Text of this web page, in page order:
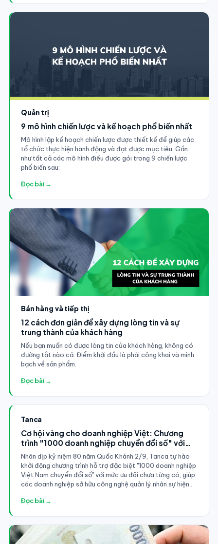
Quản trị
9 mô hình chiến lược và kế hoạch phổ biến nhất
Mô hình lập kế hoạch chiến lược được thiết kế để giúp các
tổ chức thực hiện hành động và đạt được mục tiêu. Gần
như tất cả các mô hình điều được gói trong 9 chiến lược
phổ biến sau:
Đọc bài →
Bán hàng và tiếp thị
12 cách đơn giản để xây dựng lòng tin và sự
trung thành của khách hàng
Nếu bạn muốn có được lòng tin của khách hàng, không có
đường tắt nào cả. Điểm khởi đầu là phải công khai và minh
bạch về sản phẩm.
Đọc bài →
Tanca
Cơ hội vàng cho doanh nghiệp Việt: Chương
trình "1000 doanh nghiệp chuyển đổi số" với
mức ưu đãi chưa từng có
Nhân dịp kỷ niệm 80 năm Quốc Khánh 2/9, Tanca tự hào
khởi động chương trình hỗ trợ đặc biệt "1000 doanh nghiệp
Việt Nam chuyển đổi số" với mức ưu đãi chưa từng có, giúp
các doanh nghiệp sở hữu công nghệ quản lý nhân sự hiện
Đọc bài →